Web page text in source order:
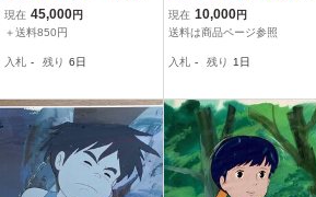
きセル画 アジサシ(テキ
ィ)、コナン、ジムシー
現在 45,000円
＋送料850円
入札 - 残り 6日
画、背景カラーコピー
現在 10,000円
送料は商品ページ参照
入札 - 残り 1日